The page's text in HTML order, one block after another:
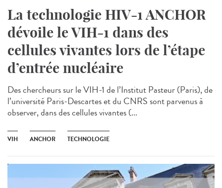
La technologie HIV-1 ANCHOR
dévoile le VIH-1 dans des
cellules vivantes lors de l’étape
d’entrée nucléaire
Des chercheurs sur le VIH-1 de l’Institut Pasteur (Paris), de
l’université Paris-Descartes et du CNRS sont parvenus à
observer, dans des cellules vivantes (...
VIH ANCHOR TECHNOLOGIE